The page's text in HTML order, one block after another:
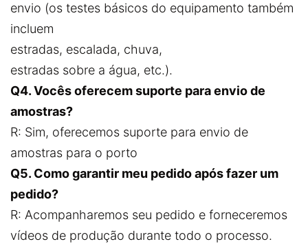
envio (os testes básicos do equipamento também
incluem
estradas, escalada, chuva,
estradas sobre a água, etc.).
Q4. Vocês oferecem suporte para envio de
amostras?
R: Sim, oferecemos suporte para envio de
amostras para o porto
Q5. Como garantir meu pedido após fazer um
pedido?
R: Acompanharemos seu pedido e forneceremos
vídeos de produção durante todo o processo.